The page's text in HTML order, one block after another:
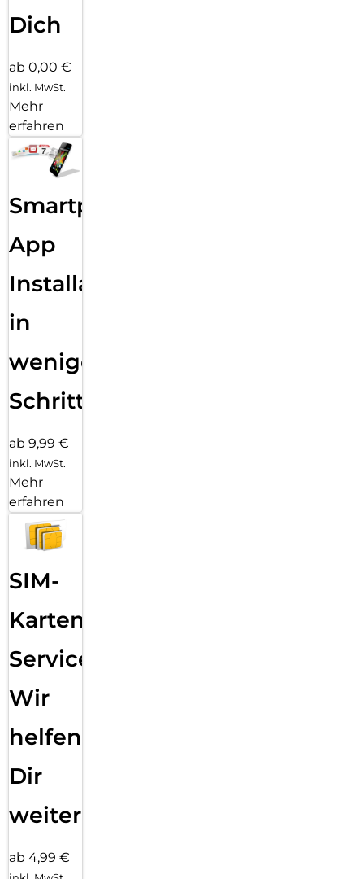
Dich
ab 0,00 €
inkl. MwSt.
Mehr
erfahren
Smartphone
App
Installation
in
wenigen
Schritten
ab 9,99 €
inkl. MwSt.
Mehr
erfahren
SIM-
Karten
Service:
Wir
helfen
Dir
weiter
ab 4,99 €